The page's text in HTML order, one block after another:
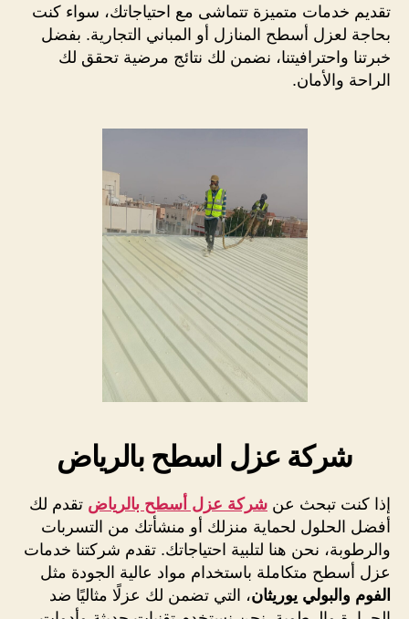
تقديم خدمات متميزة تتماشى مع احتياجاتك، سواء كنت
بحاجة لعزل أسطح المنازل أو المباني التجارية. بفضل
خبرتنا واحترافيتنا، نضمن لك نتائج مرضية تحقق لك
الراحة والأمان.
شركة عزل اسطح بالرياض
إذا كنت تبحث عن شركة عزل أسطح بالرياض تقدم لك
أفضل الحلول لحماية منزلك أو منشأتك من التسربات
والرطوبة، نحن هنا لتلبية احتياجاتك. تقدم شركتنا خدمات
عزل أسطح متكاملة باستخدام مواد عالية الجودة مثل
الفوم والبولي يوريثان، التي تضمن لك عزلًا مثاليًا ضد